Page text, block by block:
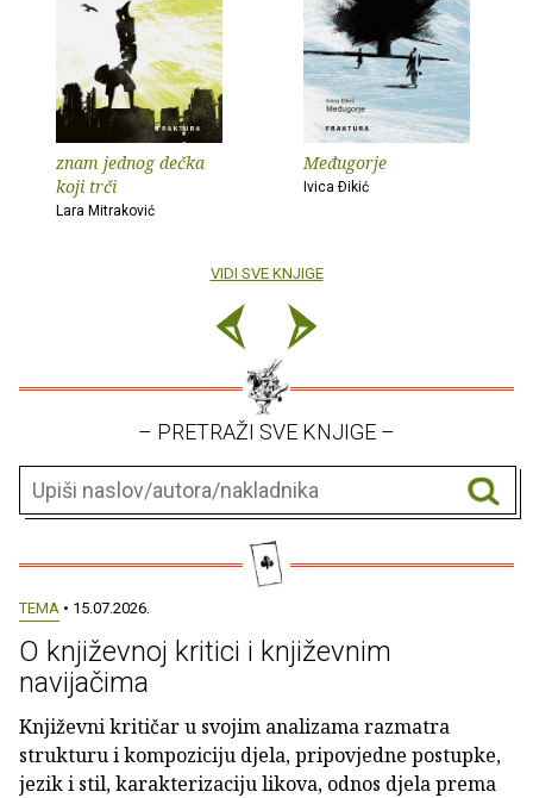
znam jednog dečka
koji trči
Lara Mitraković
Međugorje
Ivica Ðikić
VIDI SVE KNJIGE
– PRETRAŽI SVE KNJIGE –
TEMA • 15.07.2026.
O književnoj kritici i književnim
navijačima
Književni kritičar u svojim analizama razmatra
strukturu i kompoziciju djela, pripovjedne postupke,
jezik i stil, karakterizaciju likova, odnos djela prema